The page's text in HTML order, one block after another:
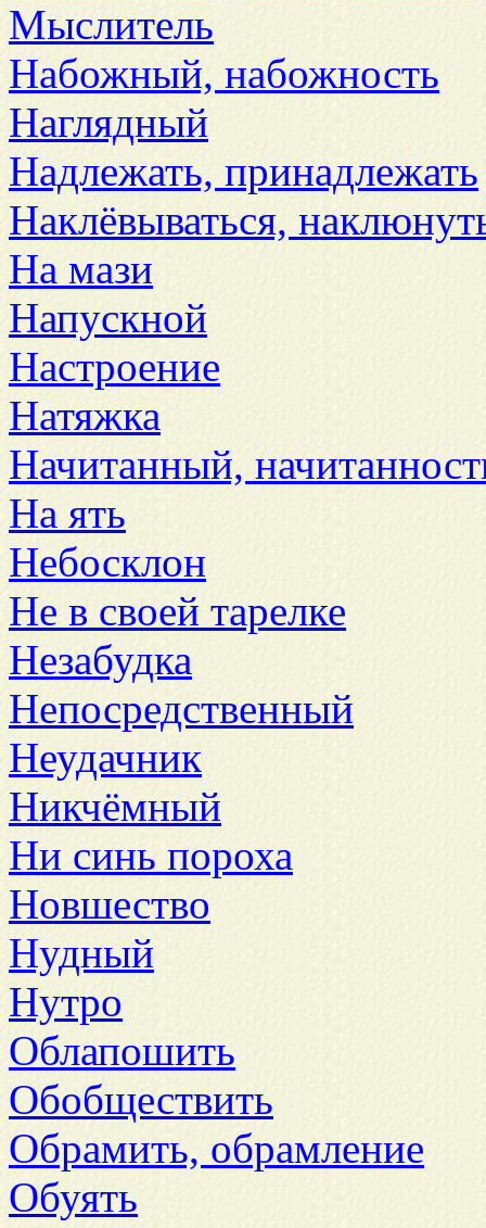
Мыслитель
Набожный, набожность
Наглядный
Надлежать, принадлежать
Наклёвываться,
На мази
Напускной
Настроение
Натяжка
Начитанный,
На ять
Небосклон
Не в своей тарелке
Незабудка
Непосредственный
Неудачник
Никчёмный
Ни синь пороха
Новшество
Нудный
Нутро
Облапошить
Обобществить
Обрамить, обрамление
Обуять